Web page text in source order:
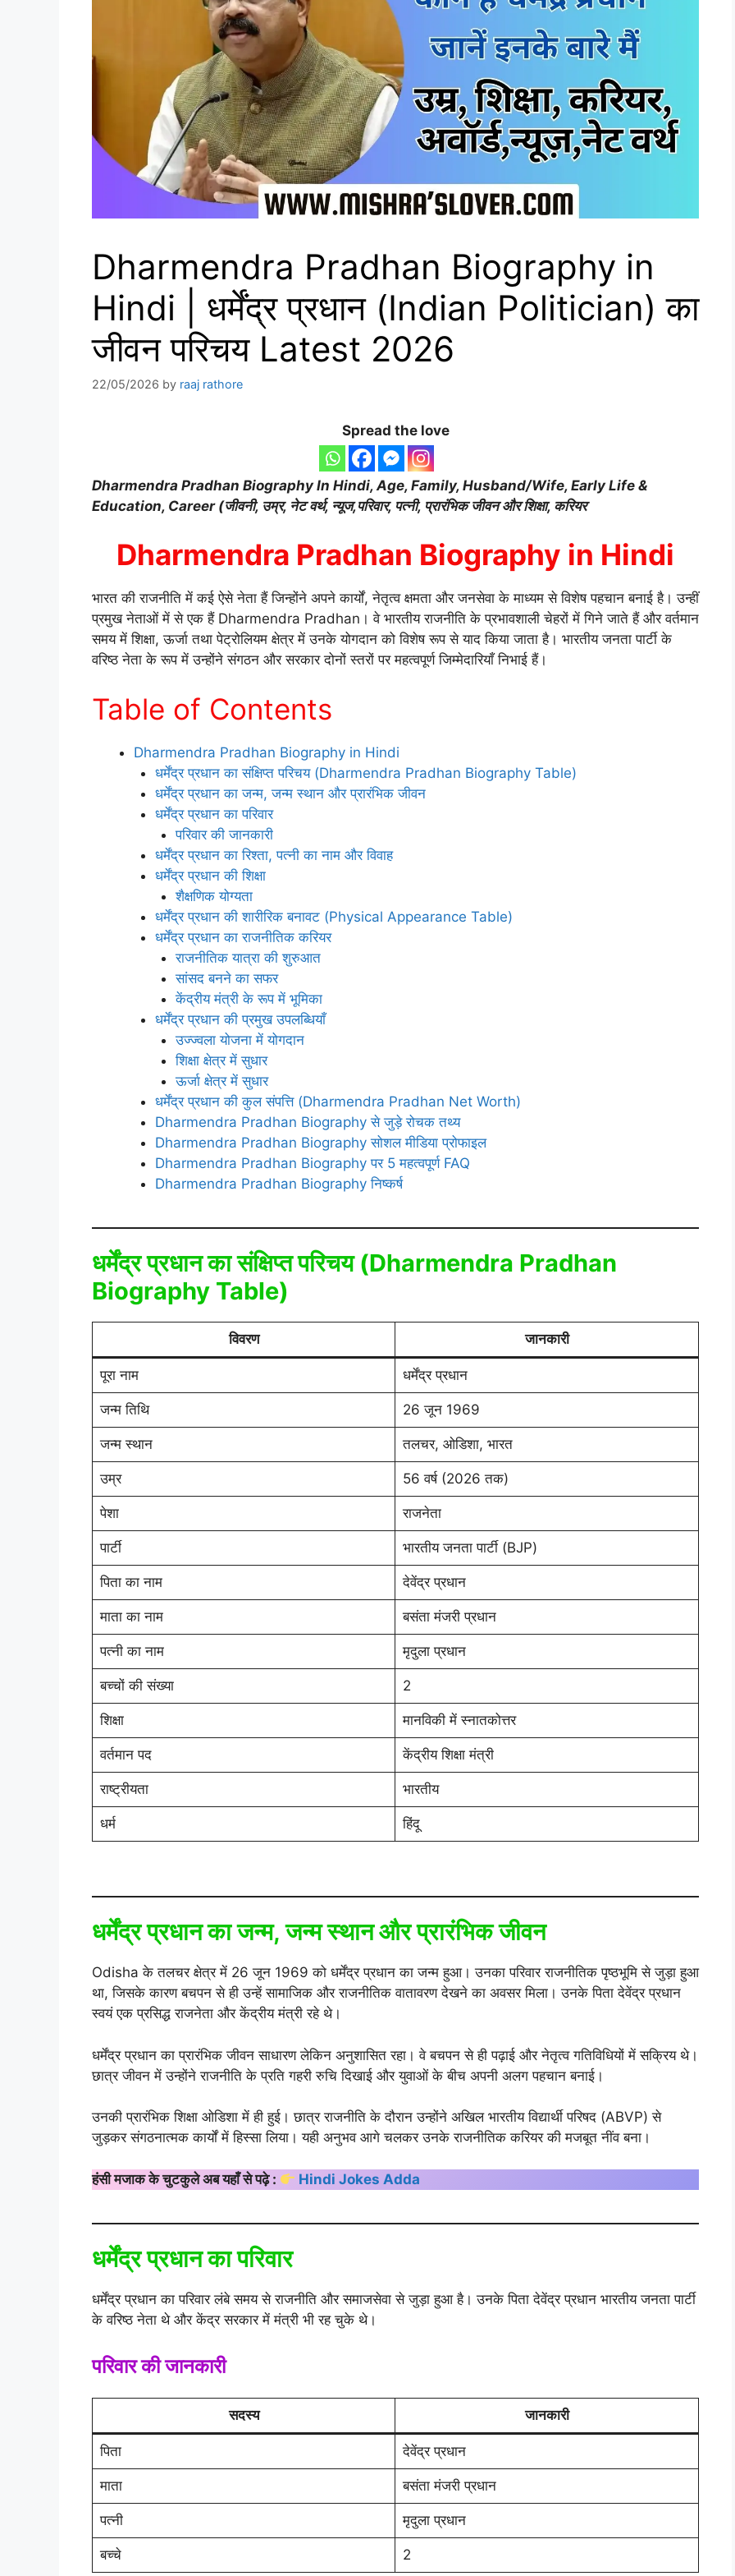
Dharmendra Pradhan Biography in
Hindi | धर्मेंद्र प्रधान (Indian Politician) का
जीवन परिचय Latest 2026
22/05/2026 by raaj rathore
Spread the love
Dharmendra Pradhan BiographyIn Hindi, Age, Family, Husband/Wife, Early Life &
Education, Career (जीवनी, उम्र, नेट वर्थ, न्यूज,परिवार, पत्नी, प्रारंभिक जीवन और शिक्षा, करियर
Dharmendra Pradhan Biography in Hindi
भारत की राजनीति में कई ऐसे नेता हैं जिन्होंने अपने कार्यों, नेतृत्व क्षमता और जनसेवा के माध्यम से विशेष पहचान बनाई है। उन्हीं
प्रमुख नेताओं में से एक हैं Dharmendra Pradhan। वे भारतीय राजनीति के प्रभावशाली चेहरों में गिने जाते हैं और वर्तमान
समय में शिक्षा, ऊर्जा तथा पेट्रोलियम क्षेत्र में उनके योगदान को विशेष रूप से याद किया जाता है। भारतीय जनता पार्टी के
वरिष्ठ नेता के रूप में उन्होंने संगठन और सरकार दोनों स्तरों पर महत्वपूर्ण जिम्मेदारियाँ निभाई हैं।
Table of Contents
Dharmendra Pradhan Biography in Hindi
धर्मेंद्र प्रधान का संक्षिप्त परिचय (Dharmendra Pradhan Biography Table)
धर्मेंद्र प्रधान का जन्म, जन्म स्थान और प्रारंभिक जीवन
धर्मेंद्र प्रधान का परिवार
परिवार की जानकारी
धर्मेंद्र प्रधान का रिश्ता, पत्नी का नाम और विवाह
धर्मेंद्र प्रधान की शिक्षा
शैक्षणिक योग्यता
धर्मेंद्र प्रधान की शारीरिक बनावट (Physical Appearance Table)
धर्मेंद्र प्रधान का राजनीतिक करियर
राजनीतिक यात्रा की शुरुआत
सांसद बनने का सफर
केंद्रीय मंत्री के रूप में भूमिका
धर्मेंद्र प्रधान की प्रमुख उपलब्धियाँ
उज्ज्वला योजना में योगदान
शिक्षा क्षेत्र में सुधार
ऊर्जा क्षेत्र में सुधार
धर्मेंद्र प्रधान की कुल संपत्ति (Dharmendra Pradhan Net Worth)
Dharmendra Pradhan Biography से जुड़े रोचक तथ्य
Dharmendra Pradhan Biography सोशल मीडिया प्रोफाइल
Dharmendra Pradhan Biography पर 5 महत्वपूर्ण FAQ
Dharmendra Pradhan Biography निष्कर्ष
धर्मेंद्र प्रधान का संक्षिप्त परिचय (Dharmendra Pradhan
Biography Table)
विवरण जानकारी
पूरा नाम धर्मेंद्र प्रधान
जन्म तिथि 26 जून 1969
जन्म स्थान तलचर, ओडिशा, भारत
उम्र 56 वर्ष (2026 तक)
पेशा राजनेता
पार्टी भारतीय जनता पार्टी (BJP)
पिता का नाम देवेंद्र प्रधान
माता का नाम बसंता मंजरी प्रधान
पत्नी का नाम मृदुला प्रधान
बच्चों की संख्या 2
शिक्षा मानविकी में स्नातकोत्तर
वर्तमान पद केंद्रीय शिक्षा मंत्री
राष्ट्रीयता भारतीय
धर्म हिंदू
धर्मेंद्र प्रधान का जन्म, जन्म स्थान और प्रारंभिक जीवन
Odisha के तलचर क्षेत्र में 26 जून 1969 को धर्मेंद्र प्रधान का जन्म हुआ। उनका परिवार राजनीतिक पृष्ठभूमि से जुड़ा हुआ
था, जिसके कारण बचपन से ही उन्हें सामाजिक और राजनीतिक वातावरण देखने का अवसर मिला। उनके पिता देवेंद्र प्रधान
स्वयं एक प्रसिद्ध राजनेता और केंद्रीय मंत्री रहे थे।
धर्मेंद्र प्रधान का प्रारंभिक जीवन साधारण लेकिन अनुशासित रहा। वे बचपन से ही पढ़ाई और नेतृत्व गतिविधियों में सक्रिय थे।
छात्र जीवन में उन्होंने राजनीति के प्रति गहरी रुचि दिखाई और युवाओं के बीच अपनी अलग पहचान बनाई।
उनकी प्रारंभिक शिक्षा ओडिशा में ही हुई। छात्र राजनीति के दौरान उन्होंने अखिल भारतीय विद्यार्थी परिषद (ABVP) से
जुड़कर संगठनात्मक कार्यों में हिस्सा लिया। यही अनुभव आगे चलकर उनके राजनीतिक करियर की मजबूत नींव बना।
हंसी मजाक के चुटकुले अब यहाँ से पढ़े : Hindi Jokes Adda
धर्मेंद्र प्रधान का परिवार
धर्मेंद्र प्रधान का परिवार लंबे समय से राजनीति और समाजसेवा से जुड़ा हुआ है। उनके पिता देवेंद्र प्रधान भारतीय जनता पार्टी
के वरिष्ठ नेता थे और केंद्र सरकार में मंत्री भी रह चुके थे।
परिवार की जानकारी
सदस्य जानकारी
पिता देवेंद्र प्रधान
माता बसंता मंजरी प्रधान
पत्नी मृदुला प्रधान
बच्चे 2